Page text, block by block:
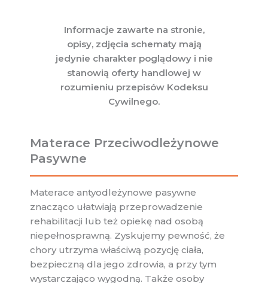
Informacje zawarte na stronie,
opisy, zdjęcia schematy mają
jedynie charakter poglądowy i nie
stanowią oferty handlowej w
rozumieniu przepisów Kodeksu
Cywilnego.
Materace Przeciwodleżynowe
Pasywne
Materace antyodleżynowe pasywne
znacząco ułatwiają przeprowadzenie
rehabilitacji lub też opiekę nad osobą
niepełnosprawną. Zyskujemy pewność, że
chory utrzyma właściwą pozycję ciała,
bezpieczną dla jego zdrowia, a przy tym
wystarczająco wygodną. Także osoby